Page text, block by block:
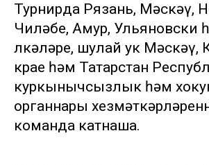
Турнирда Рязань, Мәскәү,
Чиләбе, Амур, Ульяновски
өлкәләре, шулай ук Мәскәү,
крае һәм Татарстан
куркынычсызлык һәм
органнары
команда катнаша.